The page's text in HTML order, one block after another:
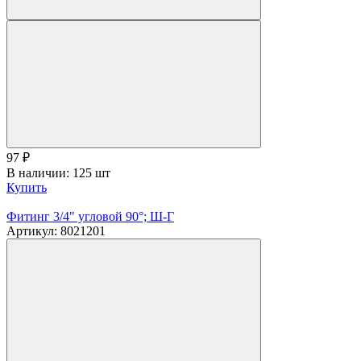
97 ₽
В наличии: 125 шт
Купить
Фитинг 3/4" угловой 90°; Ш-Г
Артикул: 8021201